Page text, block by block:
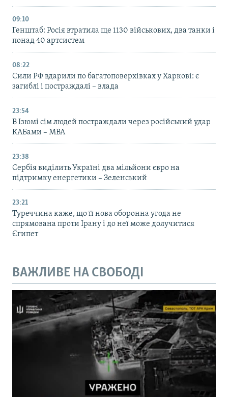
09:10
Генштаб: Росія втратила ще 1130 військових, два танки і
понад 40 артсистем
08:22
Сили РФ вдарили по багатоповерхівках у Харкові: є
загиблі і постраждалі – влада
23:54
В Ізюмі сім людей постраждали через російський удар
КАБами – МВА
23:38
Сербія виділить Україні два мільйони євро на
підтримку енергетики – Зеленський
23:21
Туреччина каже, що її нова оборонна угода не
спрямована проти Ірану і до неї може долучитися
Єгипет
ВАЖЛИВЕ НА СВОБОДІ